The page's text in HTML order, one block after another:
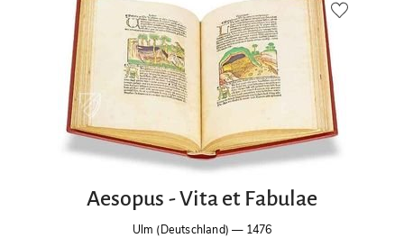
Aesopus - Vita et Fabulae
Ulm (Deutschland) — 1476